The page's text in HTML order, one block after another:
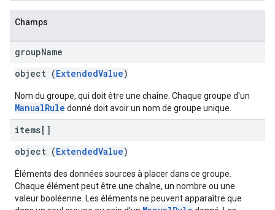
Champs
groupName
object (ExtendedValue)
Nom du groupe, qui doit être une chaîne. Chaque groupe d'un
ManualRule donné doit avoir un nom de groupe unique.
items[]
object (ExtendedValue)
Éléments des données sources à placer dans ce groupe.
Chaque élément peut être une chaîne, un nombre ou une
valeur booléenne. Les éléments ne peuvent apparaître que